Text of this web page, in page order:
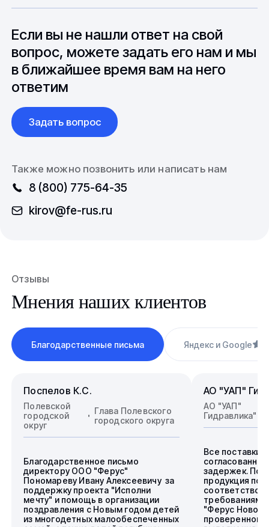
до 6 месяцев производства.
вопросы связанные с документацией и
международной логистикой.
Если вы не нашли ответ на свой
вопрос, можете задать его нам и мы
в ближайшее время вам на него
ответим
Задать вопрос
Также можно позвонить или написать нам
8 (800) 775-64-35
kirov@fe-rus.ru
Отзывы
Мнения наших клиентов
Благодарственные письма Яндекс и Google
Поспелов К.С.
Полевской
городской
округ
Глава Полевского
городского округа
Благодарственное письмо
директору ООО "Ферус"
Пономареву Ивану Алексеевичу за
поддержку проекта "Исполни
мечту" и помощь в организации
поздравления с Новым годом детей
из многодетных малообеспеченных
АО "УАП"
АО "УАП"
Гидравлика"
Все поставки
задержек.
продукция
требованиям.
"Ферус
проверенного